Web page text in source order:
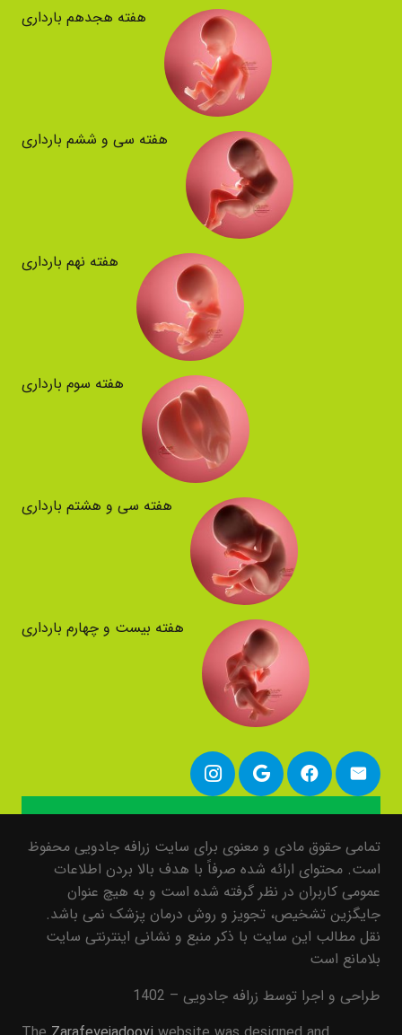
هفته هجدهم بارداری
هفته سی و ششم بارداری
هفته نهم بارداری
هفته سوم بارداری
هفته سی و هشتم بارداری
هفته بیست و چهارم بارداری
تمامی حقوق مادی و معنوی برای سایت زرافه جادویی محفوظ
است. محتوای ارائه شده صرفاً با هدف بالا بردن اطلاعات
عمومی کاربران در نظر گرفته شده است و به هیچ عنوان
جایگزین تشخیص، تجویز و روش درمان پزشک نمی باشد.
نقل مطالب این سایت با ذکر منبع و نشانی اینترنتی سایت
بلامانع است
طراحی و اجرا توسط زرافه جادویی – 1402